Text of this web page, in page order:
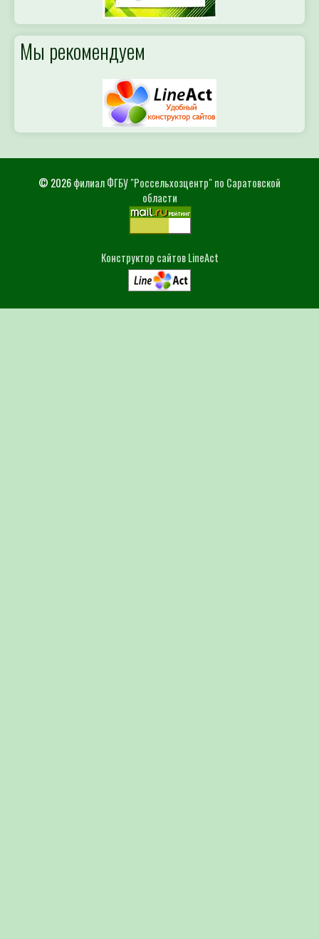
Мы рекомендуем
© 2026филиал ФГБУ "Россельхозцентр" по Саратовской
области
Конструктор сайтов LineAct